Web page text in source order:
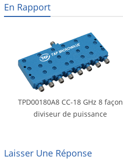
En Rapport
TPD00180A8 CC-18 GHz 8 façon
diviseur de puissance
Laisser Une Réponse